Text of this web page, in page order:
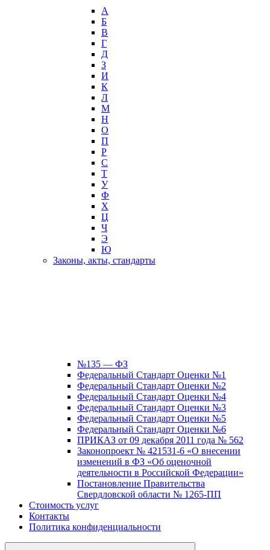
А
Б
В
Г
Д
З
И
К
Л
М
Н
О
П
Р
С
Т
У
Ф
Х
Ц
Ч
Э
Ю
Законы, акты, стандарты
№135 — ФЗ
Федеральный Стандарт Оценки №1
Федеральный Стандарт Оценки №2
Федеральный Стандарт Оценки №4
Федеральный Стандарт Оценки №3
Федеральный Стандарт Оценки №5
Федеральный Стандарт Оценки №6
ПРИКАЗ от 09 декабря 2011 года № 562
Законопроект № 421531-6 «О внесении
изменений в ФЗ «Об оценочной
деятельности в Российской Федерации»
Постановление Правительства
Свердловской области № 1265-ПП
Стоимость услуг
Контакты
Политика конфиденциальности